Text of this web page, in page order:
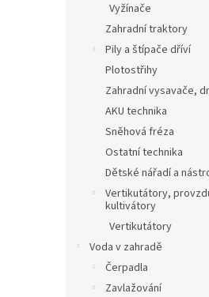
Vyžínače
Zahradní traktory
Pily a štípače dříví
Plotostřihy
Zahradní vysavače,
AKU technika
Sněhová fréza
Ostatní technika
Dětské nářadí a
Vertikutátory,
kultivátory
Vertikutátory
Voda v zahradě
Čerpadla
Zavlažování